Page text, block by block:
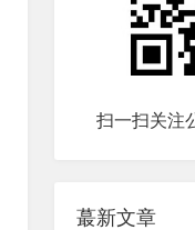
扫一扫关注
蕞新文章